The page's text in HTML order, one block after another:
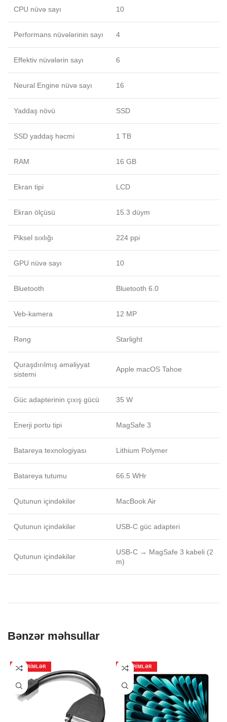
CPU nüvə sayı 10
Performans nüvələrinin sayı 4
Effektiv nüvələrin sayı 6
Neural Engine nüvə sayı 16
Yaddaş növü SSD
SSD yaddaş həcmi 1 TB
RAM 16 GB
Ekran tipi LCD
Ekran ölçüsü 15.3 düym
Piksel sıxlığı 224 ppi
GPU nüvə sayı 10
Bluetooth Bluetooth 6.0
Veb-kamera 12 MP
Rəng Starlight
Quraşdırılmış əməliyyat
sistemi
Apple macOS Tahoe
Güc adapterinin çıxış gücü 35 W
Enerji portu tipi MagSafe 3
Batareya texnologiyası Lithium Polymer
Batareya tutumu 66.5 WHr
Qutunun içindəkilər MacBook Air
Qutunun içindəkilər USB-C güc adapteri
Qutunun içindəkilər
USB-C → MagSafe 3 kabeli (2
m)
Bənzər məhsullar
ENDIRIMLƏR ENDIRIMLƏR